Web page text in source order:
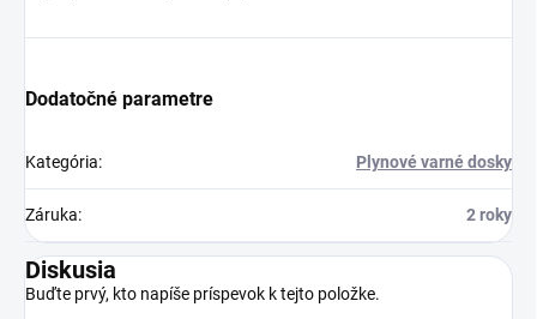
Dodatočné parametre
Kategória: Plynové varné dosky
Záruka: 2 roky
Diskusia
Buďte prvý, kto napíše príspevok k tejto položke.